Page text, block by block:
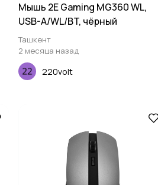
Мышь 2E Gaming MG360 WL,
USB-A/WL/BT, чёрный
Ташкент
2 месяца назад
220volt